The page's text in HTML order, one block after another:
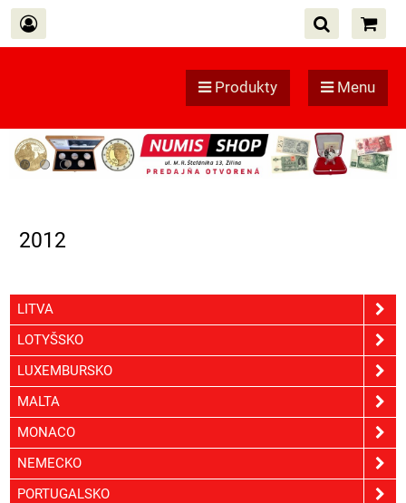
Produkty Menu
2012
LITVA
LOTYŠSKO
LUXEMBURSKO
MALTA
MONACO
NEMECKO
PORTUGALSKO